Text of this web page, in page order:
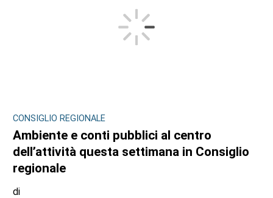
CONSIGLIO REGIONALE
Ambiente e conti pubblici al centro
dell’attività questa settimana in Consiglio
regionale
di